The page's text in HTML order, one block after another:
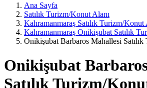
Ana Sayfa
Satılık Turizm/Konut Alanı
Kahramanmaraş Satılık Turizm/Konut
Kahramanmaraş Onikişubat Satılık
Onikişubat Barbaros Mahallesi
Onikişubat
Satılık Turizm/